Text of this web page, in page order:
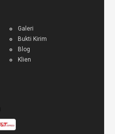
Galeri
Bukti Kirim
Blog
Klien